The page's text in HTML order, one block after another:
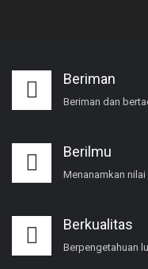
Beriman
Beriman dan
Berilmu
Menanamkan nilai
Berkualitas
Berpengetahuan